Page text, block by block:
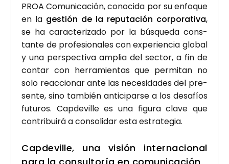
PROA Comu­ni­ca­ción, cono­ci­da por su enfo­que
en la ges­tión de la repu­tación cor­po­ra­ti­va,
se ha carac­te­ri­za­do por la bús­que­da cons­
tan­te de pro­fe­sio­na­les con expe­rien­cia glo­bal
y una pers­pec­ti­va amplia del sec­tor, a fin de
con­tar con herra­mien­tas que per­mi­tan no
solo reac­cio­nar ante las nece­si­da­des del pre­
sen­te, sino tam­bién anti­ci­par­se a los desa­fíos
futu­ros. Cap­de­vi­lle es una figu­ra cla­ve que
con­tri­bui­rá a con­so­li­dar esta estra­te­gia.
Cap­de­vi­lle, una visión inter­na­cio­nal